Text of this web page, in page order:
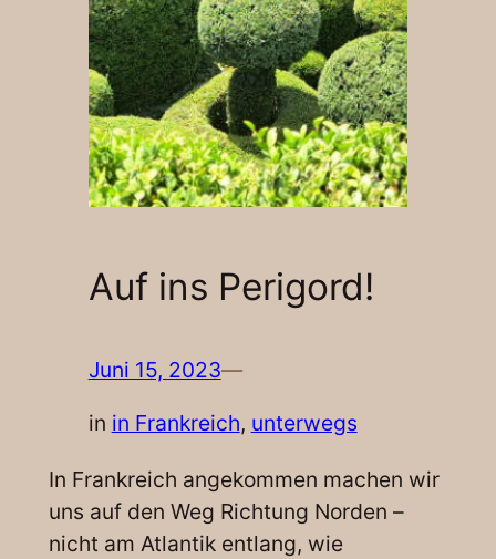
Auf ins Perigord!
Juni 15, 2023—
in in Frankreich, unterwegs
In Frankreich angekommen machen wir
uns auf den Weg Richtung Norden –
nicht am Atlantik entlang, wie